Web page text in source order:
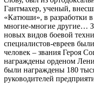
Гантмахер, ученый,
«Катюши», в разработки
многие-многие другие…
новых видов боевой
специалистов-евреев
человек – звания Героя
награждены орденом
были награждены 180
руководителей